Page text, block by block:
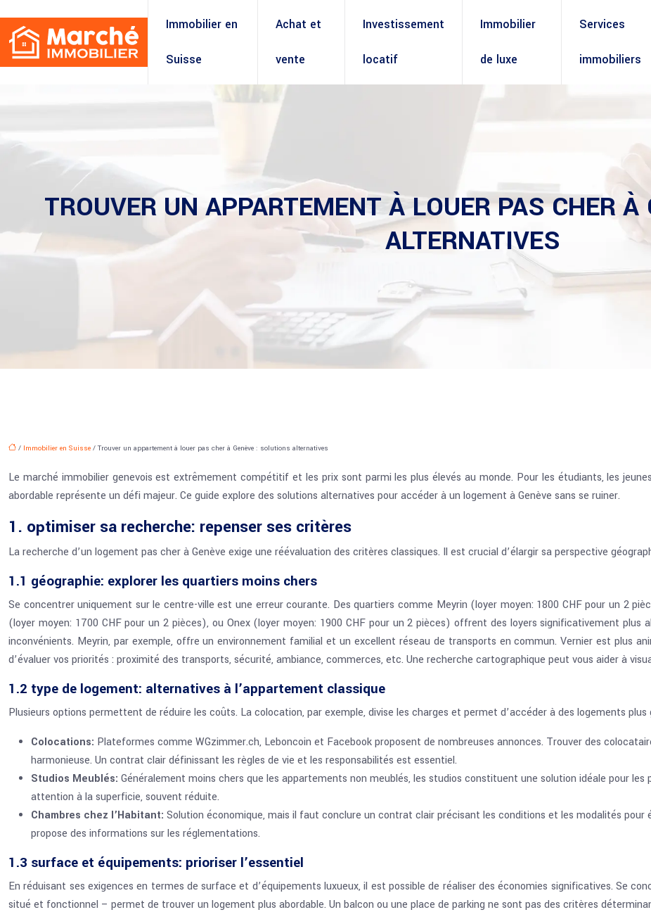
Immobilier en
Suisse
Achat et
vente
Investissement
locatif
Immobilier
de luxe
Services
immobiliers
TROUVER UN APPARTEMENT À LOUER PAS CHER
ALTERNATIVES
/ Immobilier en Suisse / Trouver un appartement à louer pas cher à Genève : solutions alternatives
Le marché immobilier genevois est extrêmement compétitif et les prix sont parmi les plus élevés au monde. Pour les étudiants, les
abordable représente un défi majeur. Ce guide explore des solutions alternatives pour accéder à un logement à Genève sans se ruiner.
1. optimiser sa recherche: repenser ses critères
La recherche d’un logement pas cher à Genève exige une réévaluation des critères classiques. Il est crucial d’élargir sa perspective
1.1 géographie: explorer les quartiers moins chers
Se concentrer uniquement sur le centre-ville est une erreur courante. Des quartiers comme Meyrin (loyer moyen: 1800 CHF pour un 2
(loyer moyen: 1700 CHF pour un 2 pièces), ou Onex (loyer moyen: 1900 CHF pour un 2 pièces) offrent des loyers significativement plus
inconvénients. Meyrin, par exemple, offre un environnement familial et un excellent réseau de transports en commun. Vernier est plus
d’évaluer vos priorités : proximité des transports, sécurité, ambiance, commerces, etc. Une recherche cartographique peut vous aider à
1.2 type de logement: alternatives à l’appartement classique
Plusieurs options permettent de réduire les coûts. La colocation, par exemple, divise les charges et permet d’accéder à des logements
Colocations: Plateformes comme WGzimmer.ch, Leboncoin et Facebook proposent de nombreuses annonces. Trouver des
harmonieuse. Un contrat clair définissant les règles de vie et les responsabilités est essentiel.
Studios Meublés: Généralement moins chers que les appartements non meublés, les studios constituent une solution idéale pour
attention à la superficie, souvent réduite.
Chambres chez l’Habitant: Solution économique, mais il faut conclure un contrat clair précisant les conditions et les modalités pour
propose des informations sur les réglementations.
1.3 surface et équipements: prioriser l’essentiel
En réduisant ses exigences en termes de surface et d’équipements luxueux, il est possible de réaliser des économies significatives. Se
situé et fonctionnel – permet de trouver un logement plus abordable. Un balcon ou une place de parking ne sont pas des critères